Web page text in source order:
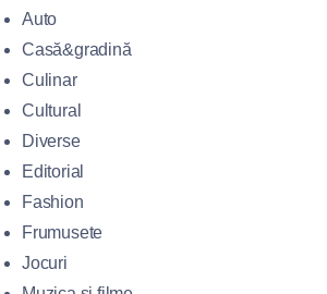
Auto
Casă&gradină
Culinar
Cultural
Diverse
Editorial
Fashion
Frumusete
Jocuri